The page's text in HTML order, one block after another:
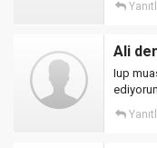
Ali
Iup